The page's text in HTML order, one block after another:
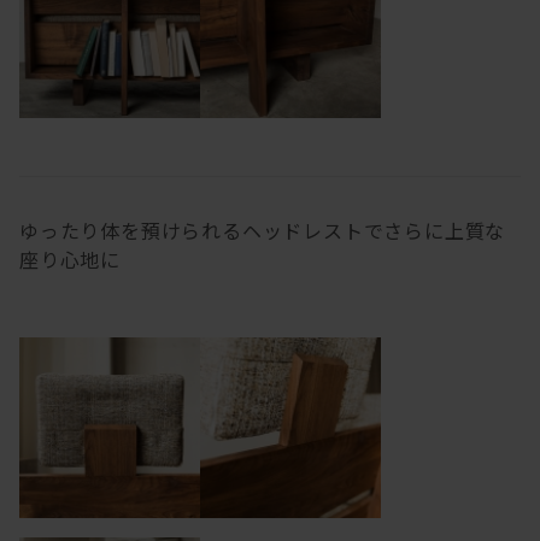
ゆったり体を預けられるヘッドレストでさらに上質な
座り心地に